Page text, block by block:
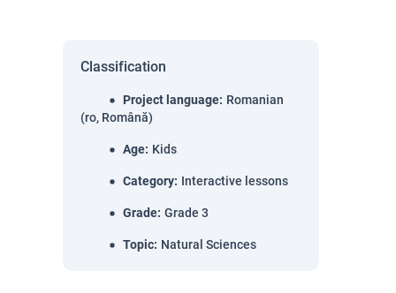
Classification
Project language: Romanian
(ro, Română)
Age: Kids
Category: Interactive lessons
Grade: Grade 3
Topic: Natural Sciences